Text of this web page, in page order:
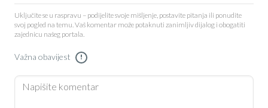
Uključite se u raspravu – podijelite svoje mišljenje, postavite pitanja ili ponudite
svoj pogled na temu. Vaš komentar može potaknuti zanimljiv dijalog i obogatiti
zajednicu našeg portala.
Važna obavijest !